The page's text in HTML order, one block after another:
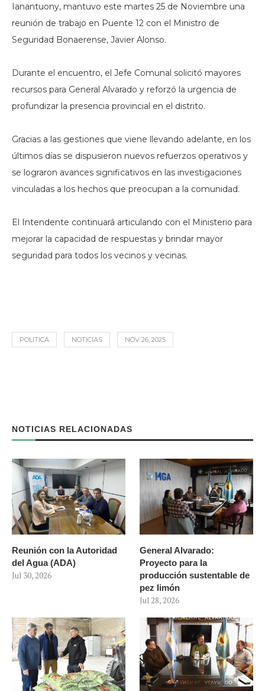
Ianantuony, mantuvo este martes 25 de Noviembre una
reunión de trabajo en Puente 12 con el Ministro de
Seguridad Bonaerense, Javier Alonso.
Durante el encuentro, el Jefe Comunal solicitó mayores
recursos para General Alvarado y reforzó la urgencia de
profundizar la presencia provincial en el distrito.
Gracias a las gestiones que viene llevando adelante, en los
últimos días se dispusieron nuevos refuerzos operativos y
se lograron avances significativos en las investigaciones
vinculadas a los hechos que preocupan a la comunidad.
El Intendente continuará articulando con el Ministerio para
mejorar la capacidad de respuestas y brindar mayor
seguridad para todos los vecinos y vecinas.
POLITICA NOTICIAS NOV 26, 2025
NOTICIAS RELACIONADAS
Reunión con la Autoridad
del Agua (ADA)
Jul 30, 2026
General Alvarado:
Proyecto para la
producción sustentable de
pez limón
Jul 28, 2026